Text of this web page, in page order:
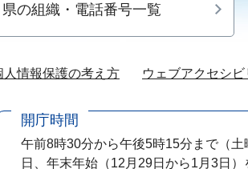
県の組織・電話番号一覧
人情報保護の考え方 ウェブアクセシ
開庁時間
午前8時30分から午後5時15分まで （
日、年末年始（12月29日から1月3日）